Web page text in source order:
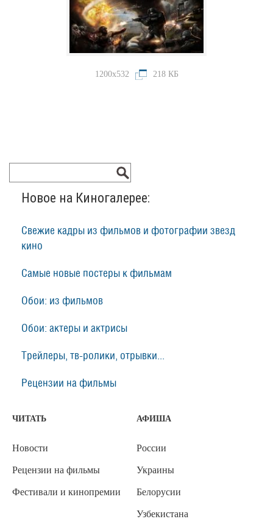
1200x532 218 КБ
Новое на Киногалерее:
Свежие кадры из фильмов и фотографии звезд
кино
Самые новые постеры к фильмам
Обои: из фильмов
Обои: актеры и актрисы
Трейлеры, тв-ролики, отрывки...
Рецензии на фильмы
ЧИТАТЬ
Новости
Рецензии на фильмы
Фестивали и кинопремии
АФИША
России
Украины
Белорусии
Узбекистана